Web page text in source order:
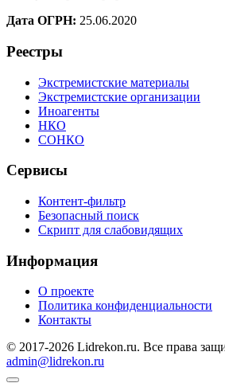
Дата ОГРН: 25.06.2020
Реестры
Экстремистские материалы
Экстремистские организации
Иноагенты
НКО
СОНКО
Сервисы
Контент-фильтр
Безопасный поиск
Скрипт для слабовидящих
Информация
О проекте
Политика конфиденциальности
Контакты
© 2017-2026 Lidrekon.ru. Все права
admin@lidrekon.ru